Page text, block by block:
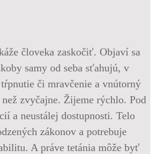
človeka zaskočiť. Objaví sa
samy od seba sťahujú, v
či mravčenie a vnútorný
zvyčajne. Žijeme rýchlo. Pod
a neustálej dostupnosti. Telo
zákonov a potrebuje
A práve tetánia môže byť